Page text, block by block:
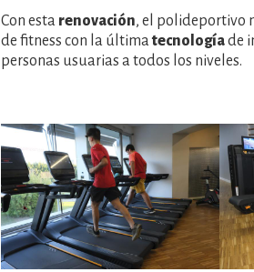
Con esta renovación, el polideportivo
de fitness con la últimatecnologíade
personas usuarias a todos los niveles.
Imatge